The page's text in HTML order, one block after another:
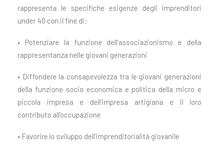
rappresenta le specifiche esigenze degli imprenditori
under 40 con il fine di:
• Potenziare la funzione dell’associazionismo e della
rappresentanza nelle giovani generazioni
• Diffondere la consapevolezza tra le giovani generazioni
della funzione socio economica e politica della micro e
piccola impresa e dell’impresa artigiana e il loro
contributo all’occupazione
• Favorire lo sviluppo dell’imprenditorialità giovanile